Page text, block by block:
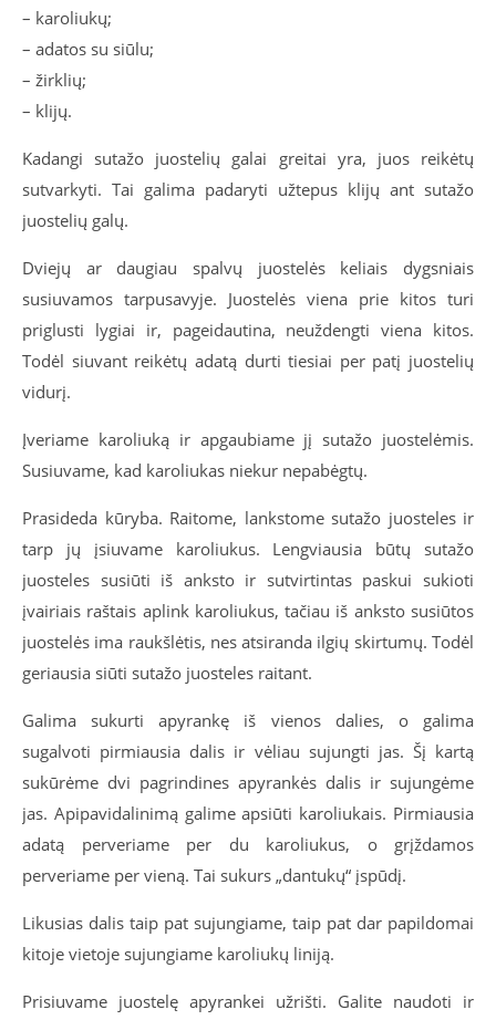
– karoliukų;
– adatos su siūlu;
– žirklių;
– klijų.
Kadangi sutažo juostelių galai greitai yra, juos reikėtų
sutvarkyti. Tai galima padaryti užtepus klijų ant sutažo
juostelių galų.
Dviejų ar daugiau spalvų juostelės keliais dygsniais
susiuvamos tarpusavyje. Juostelės viena prie kitos turi
priglusti lygiai ir, pageidautina, neuždengti viena kitos.
Todėl siuvant reikėtų adatą durti tiesiai per patį juostelių
vidurį.
Įveriame karoliuką ir apgaubiame jį sutažo juostelėmis.
Susiuvame, kad karoliukas niekur nepabėgtų.
Prasideda kūryba. Raitome, lankstome sutažo juosteles ir
tarp jų įsiuvame karoliukus. Lengviausia būtų sutažo
juosteles susiūti iš anksto ir sutvirtintas paskui sukioti
įvairiais raštais aplink karoliukus, tačiau iš anksto susiūtos
juostelės ima raukšlėtis, nes atsiranda ilgių skirtumų. Todėl
geriausia siūti sutažo juosteles raitant.
Galima sukurti apyrankę iš vienos dalies, o galima
sugalvoti pirmiausia dalis ir vėliau sujungti jas. Šį kartą
sukūrėme dvi pagrindines apyrankės dalis ir sujungėme
jas. Apipavidalinimą galime apsiūti karoliukais. Pirmiausia
adatą perveriame per du karoliukus, o grįždamos
perveriame per vieną. Tai sukurs „dantukų“ įspūdį.
Likusias dalis taip pat sujungiame, taip pat dar papildomai
kitoje vietoje sujungiame karoliukų liniją.
Prisiuvame juostelę apyrankei užrišti. Galite naudoti ir